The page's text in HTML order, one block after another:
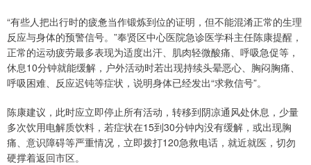
“有些人把出行时的疲惫当作锻炼到位的证明，但不能混淆正常的生理
反应与身体的预警信号。”奉贤区中心医院急诊医学科主任陈康提醒，
正常的运动疲劳最多表现为适度出汗、肌肉轻微酸痛、呼吸急促等，
休息10分钟就能缓解，户外活动时若出现持续头晕恶心、胸闷胸痛、
呼吸困难、反应迟钝等症状，说明身体已经发出“求救信号”。
陈康建议，此时应立即停止所有活动，转移到阴凉通风处休息，少量
多次饮用电解质饮料，若症状在15到30分钟内没有缓解，或出现胸
痛、意识障碍等严重情况，立即拨打120急救电话，就近就医，切勿
硬撑着返回市区。